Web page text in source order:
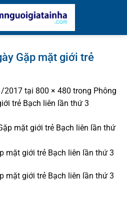
Gặp mặt giới trẻ
2017 tại 800 × 480 trong Phông
trẻ Bạch liên lần thứ 3
mặt giới trẻ Bạch liên lần thứ 3
mặt giới trẻ Bạch liên lần thứ 3